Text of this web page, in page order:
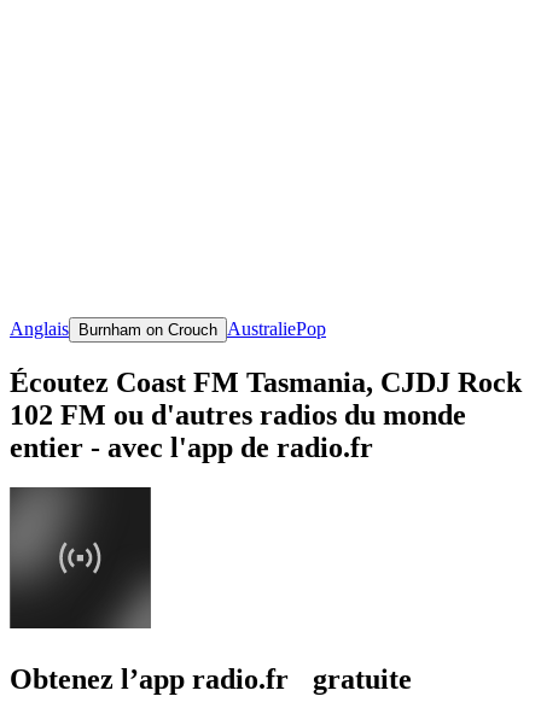
Anglais Burnham on Crouch AustraliePop
Écoutez Coast FM Tasmania, CJDJ Rock
102 FM ou d'autres radios du monde
entier - avec l'app de radio.fr
Obtenez l’app radio.fr gratuite